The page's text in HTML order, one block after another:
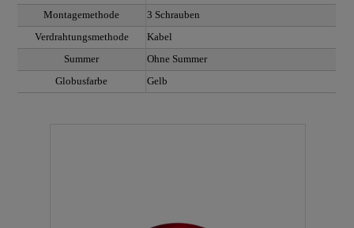
Montagemethode
3 Schrauben
Verdrahtungsmethode
Kabel
Summer
Ohne Summer
Globusfarbe
Gelb